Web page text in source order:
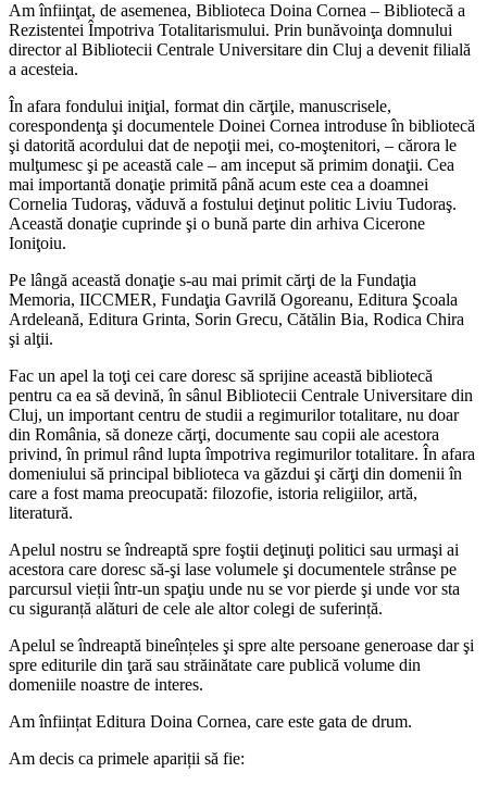
Am înfiinţat, de asemenea, Biblioteca Doina Cornea – Bibliotecă a
Rezistentei Împotriva Totalitarismului. Prin bunăvoinţa domnului
director al Bibliotecii Centrale Universitare din Cluj a devenit filială
a acesteia.
În afara fondului iniţial, format din cărţile, manuscrisele,
corespondenţa şi documentele Doinei Cornea introduse în bibliotecă
şi datorită acordului dat de nepoţii mei, co-moştenitori, – cărora le
mulţumesc şi pe această cale – am inceput să primim donaţii. Cea
mai importantă donaţie primită până acum este cea a doamnei
Cornelia Tudoraş, văduvă a fostului deţinut politic Liviu Tudoraş.
Această donaţie cuprinde şi o bună parte din arhiva Cicerone
Ioniţoiu.
Pe lângă această donaţie s-au mai primit cărţi de la Fundaţia
Memoria, IICCMER, Fundaţia Gavrilă Ogoreanu, Editura Şcoala
Ardeleană, Editura Grinta, Sorin Grecu, Cătălin Bia, Rodica Chira
şi alţii.
Fac un apel la toţi cei care doresc să sprijine această bibliotecă
pentru ca ea să devină, în sânul Bibliotecii Centrale Universitare din
Cluj, un important centru de studii a regimurilor totalitare, nu doar
din România, să doneze cărţi, documente sau copii ale acestora
privind, în primul rând lupta împotriva regimurilor totalitare. În afara
domeniului să principal biblioteca va găzdui şi cărţi din domenii în
care a fost mama preocupată: filozofie, istoria religiilor, artă,
literatură.
Apelul nostru se îndreaptă spre foştii deţinuţi politici sau urmaşi ai
acestora care doresc să-şi lase volumele şi documentele strânse pe
parcursul vieții într-un spaţiu unde nu se vor pierde şi unde vor sta
cu siguranță alături de cele ale altor colegi de suferință.
Apelul se îndreaptă bineînțeles şi spre alte persoane generoase dar şi
spre editurile din ţară sau străinătate care publică volume din
domeniile noastre de interes.
Am înființat Editura Doina Cornea, care este gata de drum.
Am decis ca primele apariții să fie: